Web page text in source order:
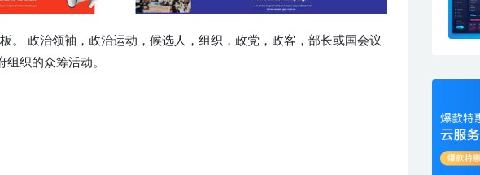
。 政治领袖，政治运动，候选人，组织，政党，政客，部长或国会议
织的众筹活动。